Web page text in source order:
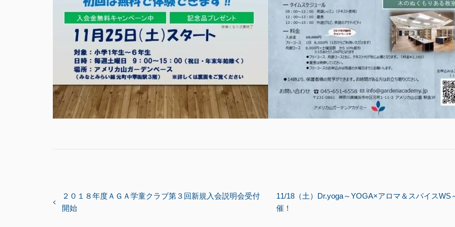
投
稿
２０１８年度ＡＧＡ学童クラブ第３回新規入会説明会受付
開始
11/18（土）Dr.yoga～YOGA×アロマ＆スパイスWS
催！